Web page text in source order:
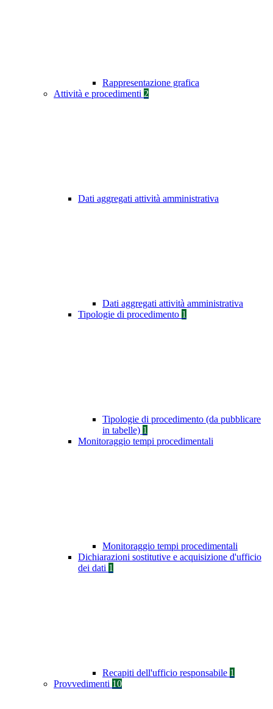
Rappresentazione grafica
Attività e procedimenti 2
Dati aggregati attività amministrativa
Dati aggregati attività amministrativa
Tipologie di procedimento 1
Tipologie di procedimento (da pubblicare
in tabelle) 1
Monitoraggio tempi procedimentali
Monitoraggio tempi procedimentali
Dichiarazioni sostitutive e acquisizione d'ufficio
dei dati 1
Recapiti dell'ufficio responsabile 1
Provvedimenti 10